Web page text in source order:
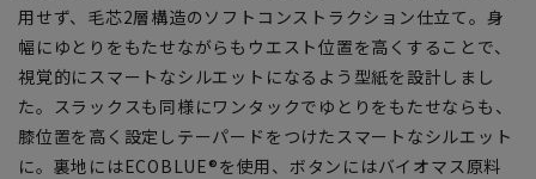
用せず、毛芯2層構造のソフトコンストラクション仕立て。身
幅にゆとりをもたせながらもウエスト位置を高くすることで、
視覚的にスマートなシルエットになるよう型紙を設計しまし
た。スラックスも同様にワンタックでゆとりをもたせならも、
膝位置を高く設定しテーパードをつけたスマートなシルエット
に。裏地にはECOBLUE®を使用、ボタンにはバイオマス原料